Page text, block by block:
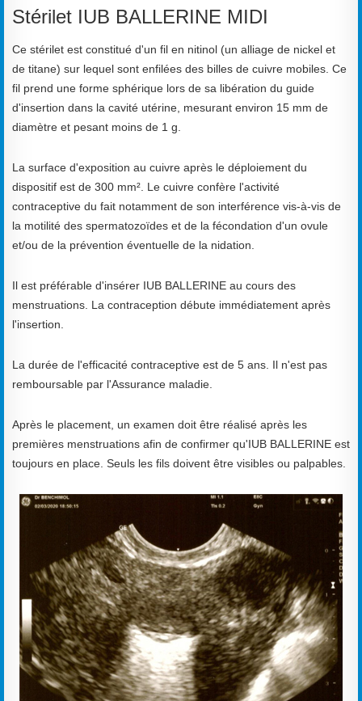
Stérilet IUB BALLERINE MIDI
Ce stérilet est constitué d'un fil en nitinol (un alliage de nickel et
de titane) sur lequel sont enfilées des billes de cuivre mobiles. Ce
fil prend une forme sphérique lors de sa libération du guide
d'insertion dans la cavité utérine, mesurant environ 15 mm de
diamètre et pesant moins de 1 g.
La surface d'exposition au cuivre après le déploiement du
dispositif est de 300 mm². Le cuivre confère l'activité
contraceptive du fait notamment de son interférence vis-à-vis de
la motilité des spermatozoïdes et de la fécondation d'un ovule
et/ou de la prévention éventuelle de la nidation.
Il est préférable d'insérer IUB BALLERINE au cours des
menstruations. La contraception débute immédiatement après
l'insertion.
La durée de l'efficacité contraceptive est de 5 ans. Il n'est pas
remboursable par l'Assurance maladie.
Après le placement, un examen doit être réalisé après les
premières menstruations afin de confirmer qu'IUB BALLERINE est
toujours en place. Seuls les fils doivent être visibles ou palpables.